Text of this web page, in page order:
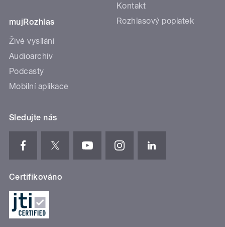
mujRozhlas
Živé vysílání
Audioarchiv
Podcasty
Mobilní aplikace
Kontakt
Rozhlasový poplatek
Sledujte nás
Certifikováno